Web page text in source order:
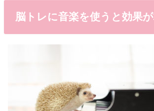
脳トレに音楽を使うと効果